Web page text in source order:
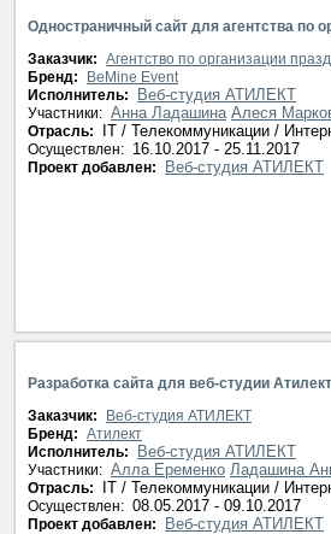
нет
Одностраничный сайт для агентства по
Заказчик: Агентство по организации
Бренд:
BeMine Event
Исполнитель:
Веб-студия АТИЛЕКТ
Участники: Анна Ладашина Алеся
Отрасль: IT / Телекоммуникации /
Осуществлен: 16.10.2017 - 25.11.2017
Проект добавлен: Веб-студия АТИЛЕКТ
Разработка сайта для веб-студии Атилект
Заказчик:
Веб-студия АТИЛЕКТ
Бренд: Атилект
Исполнитель:
Веб-студия АТИЛЕКТ
Участники: Алла Еременко Ладашина
Отрасль: IT / Телекоммуникации /
Осуществлен: 08.05.2017 - 09.10.2017
Проект добавлен: Веб-студия АТИЛЕКТ